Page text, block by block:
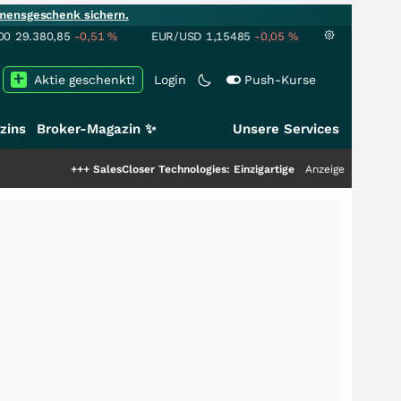
sichern.
29.380,85 -0,51% EUR/USD 1,15485 -0,05 %
Login Push-Kurse
Aktie geschenkt!
Broker-Magazin ✨ Unsere Services
SalesCloser Technologies: Einzigartige Leistung zieht die Top-Dogs an!
Anzeige